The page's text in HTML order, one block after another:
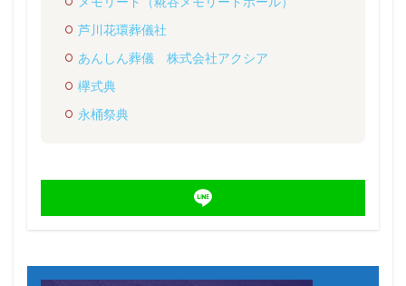
芦川花環葬儀社
あんしん葬儀 株式会社アクシア
欅式典
永桶祭典